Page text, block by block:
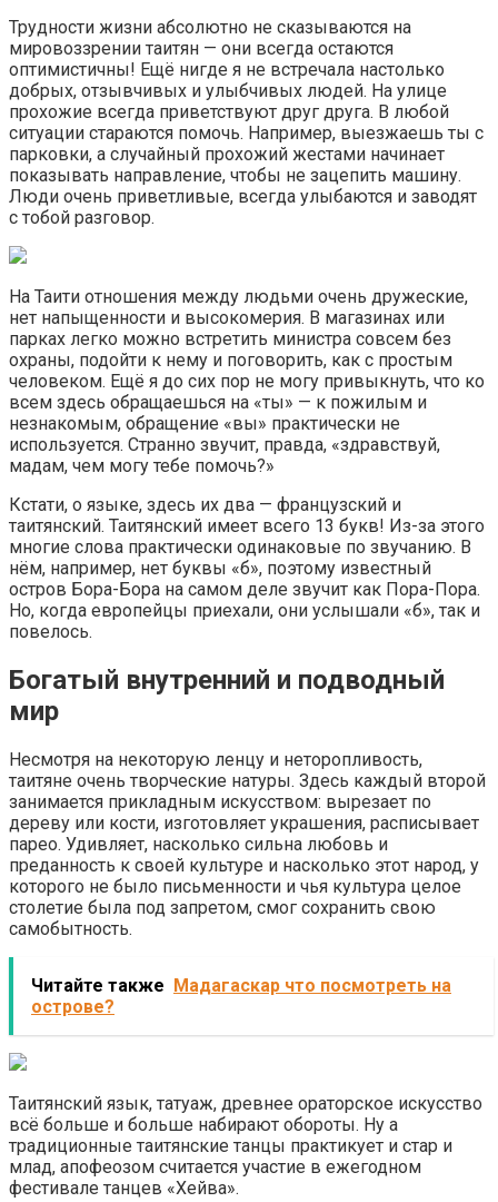
Трудности жизни абсолютно не сказываются на
мировоззрении таитян — они всегда остаются
оптимистичны! Ещё нигде я не встречала настолько
добрых, отзывчивых и улыбчивых людей. На улице
прохожие всегда приветствуют друг друга. В любой
ситуации стараются помочь. Например, выезжаешь ты с
парковки, а случайный прохожий жестами начинает
показывать направление, чтобы не зацепить машину.
Люди очень приветливые, всегда улыбаются и заводят
с тобой разговор.
На Таити отношения между людьми очень дружеские,
нет напыщенности и высокомерия. В магазинах или
парках легко можно встретить министра совсем без
охраны, подойти к нему и поговорить, как с простым
человеком. Ещё я до сих пор не могу привыкнуть, что ко
всем здесь обращаешься на «ты» — к пожилым и
незнакомым, обращение «вы» практически не
используется. Странно звучит, правда, «здравствуй,
мадам, чем могу тебе помочь?»
Кстати, о языке, здесь их два — французский и
таитянский. Таитянский имеет всего 13 букв! Из-за этого
многие слова практически одинаковые по звучанию. В
нём, например, нет буквы «б», поэтому известный
остров Бора-Бора на самом деле звучит как Пора-Пора.
Но, когда европейцы приехали, они услышали «б», так и
повелось.
Богатый внутренний и подводный
мир
Несмотря на некоторую ленцу и неторопливость,
таитяне очень творческие натуры. Здесь каждый второй
занимается прикладным искусством: вырезает по
дереву или кости, изготовляет украшения, расписывает
парео. Удивляет, насколько сильна любовь и
преданность к своей культуре и насколько этот народ, у
которого не было письменности и чья культура целое
столетие была под запретом, смог сохранить свою
самобытность.
Читайте также Мадагаскар что посмотреть на
острове?
Таитянский язык, татуаж, древнее ораторское искусство
всё больше и больше набирают обороты. Ну а
традиционные таитянские танцы практикует и стар и
млад, апофеозом считается участие в ежегодном
фестивале танцев «Хейва».